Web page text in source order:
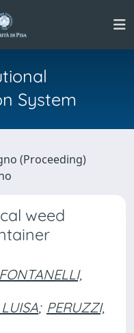
System
(Proceeding)
weed
FONTANELLI,
; PERUZZI,